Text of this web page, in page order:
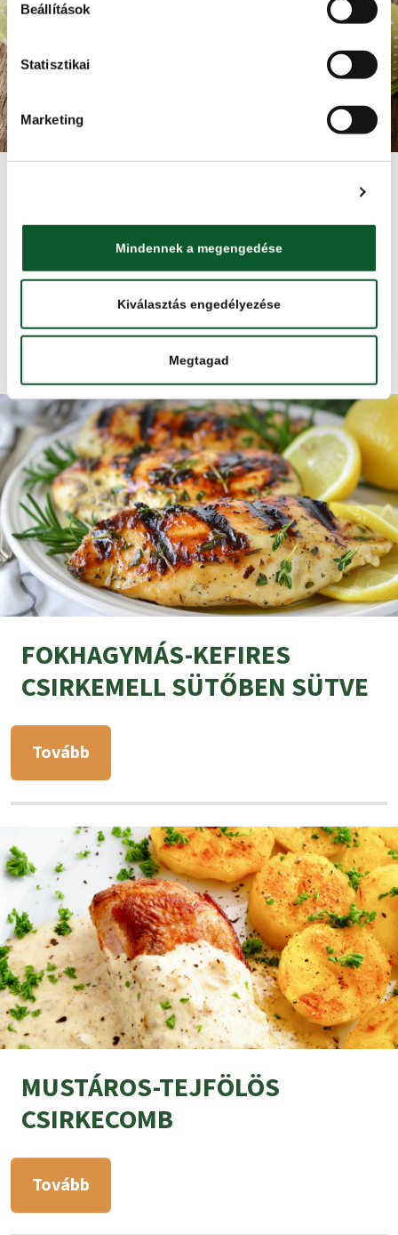
Adatkezelési tájékoztató
Beállítások
Statisztikai
Marketing
Mindennek a megengedése
Kiválasztás engedélyezése
Megtagad
PARADICSOMMAL TÖLTÖTT
CSIRKEMELL TEJFÖLÁGYON
Tovább
FOKHAGYMÁS-KEFIRES
CSIRKEMELL SÜTŐBEN SÜTVE
Tovább
MUSTÁROS-TEJFÖLÖS
CSIRKECOMB
Tovább